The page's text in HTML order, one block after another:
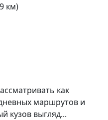
км)
как
маршрутов и
кузов выгляд...